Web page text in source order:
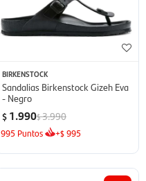
BIRKENSTOCK
Sandalias Birkenstock Gizeh Eva
- Negro
$ 1.990$3.990
995 Puntos +$995